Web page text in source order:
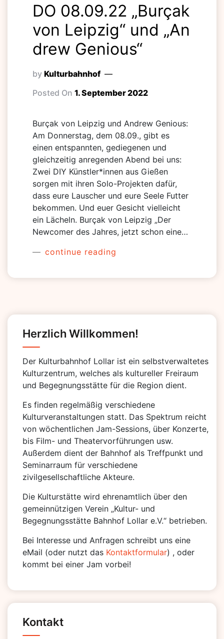
DO 08.09.22 „Burçak
von Leipzig“ und „An
drew Genious“
by Kulturbahnhof
Posted On 1. September 2022
Burçak von Leipzig und Andrew Genious:
Am Donnerstag, dem 08.09., gibt es
einen entspannten, gediegenen und
gleichzeitig anregenden Abend bei uns:
Zwei DIY Künstler*innen aus Gießen
sorgen mit ihren Solo-Projekten dafür,
dass eure Lauscher und eure Seele Futter
bekommen. Und euer Gesicht vielleicht
ein Lächeln. Burçak von Leipzig „Der
Newcomer des Jahres, jetzt schon eine…
continue reading
Herzlich Willkommen!
Der Kulturbahnhof Lollar ist ein selbstverwaltetes
Kulturzentrum, welches als kultureller Freiraum
und Begegnungsstätte für die Region dient.
Es finden regelmäßig verschiedene
Kulturveranstaltungen statt. Das Spektrum reicht
von wöchentlichen Jam-Sessions, über Konzerte,
bis Film- und Theatervorführungen usw.
Außerdem dient der Bahnhof als Treffpunkt und
Seminarraum für verschiedene
zivilgesellschaftliche Akteure.
Die Kulturstätte wird ehrenamtlich über den
gemeinnützigen Verein „Kultur- und
Begegnungsstätte Bahnhof Lollar e.V.“ betrieben.
Bei Interesse und Anfragen schreibt uns eine
eMail (oder nutzt das Kontaktformular) , oder
kommt bei einer Jam vorbei!
Kontakt